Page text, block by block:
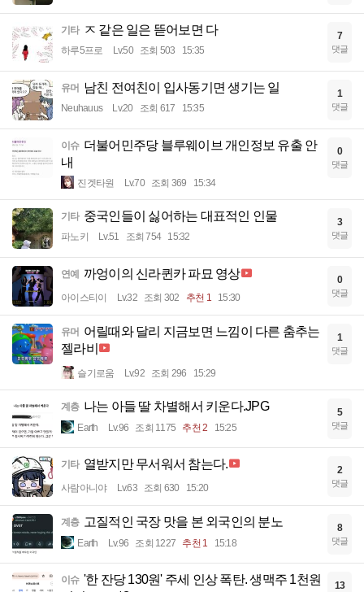
기타 ㅈ 같은 일은 뜯어보면 다
하루5프로 Lv.50 조회 503 15:35
7
댓글
유머 남친 전여친이 입사동기면 생기는 일
Neuhauus Lv.20 조회 617 15:35
1
댓글
이슈 더불어민주당 블루웨이브 개인정보 유출 안
내
진겟타원 Lv.70 조회 369 15:34
0
댓글
기타 중국인들이 싫어하는 대표적인 인물
파노키 Lv.51 조회 754 15:32
3
댓글
연예 까엉이의 신라퀸카 파묘 영상
아이스티이 Lv.32 조회 302 추천 1 15:30
0
댓글
유머 어릴때와 달리 지금보면 느낌이 다른 춤추는
젤라비
슬기로움 Lv.92 조회 296 15:29
1
댓글
계층 나는 아들 딸 차별해서 키운다.JPG
Earth Lv.96 조회 1175 추천 2 15:25
5
댓글
기타 열받지만 무서워서 참는다.
사람아니야 Lv.63 조회 630 15:20
2
댓글
계층 고질적인 국장 맛을 본 외국인의 분노
Earth Lv.96 조회 1227 추천 1 15:18
8
댓글
이슈 '한 잔당 130원' 주세 인상 폭탄. 생맥주 1천원
13